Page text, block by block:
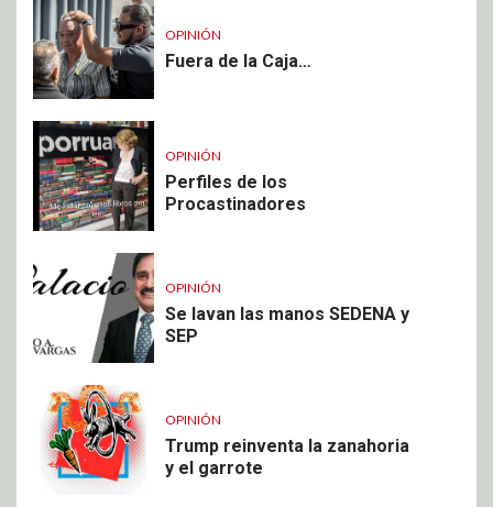
OPINIÓN
Fuera de la Caja…
OPINIÓN
Perfiles de los
Procastinadores
OPINIÓN
Se lavan las manos SEDENA y
SEP
OPINIÓN
Trump reinventa la zanahoria
y el garrote